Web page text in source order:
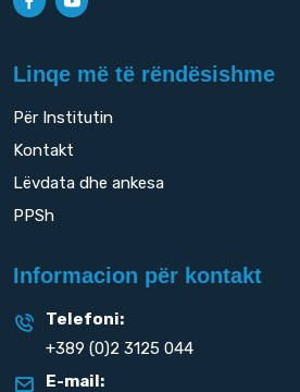
Linqe më të rëndësishme
Për Institutin
Kontakt
Lëvdata dhe ankesa
PPSh
Informacion për kontakt
Telefoni:
+389 (0)2 3125 044
E-mail: